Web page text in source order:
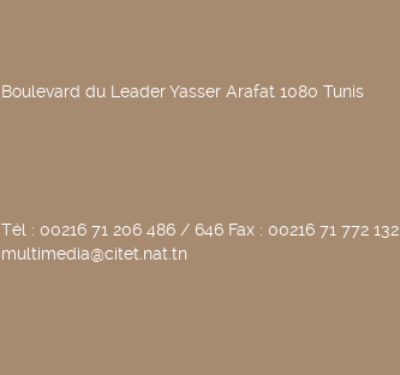
Boulevard du Leader Yasser Arafat 1080 Tunis
Tél : 00216 71 206 486 / 646 Fax : 00216 71 772 132
multimedia@citet.nat.tn